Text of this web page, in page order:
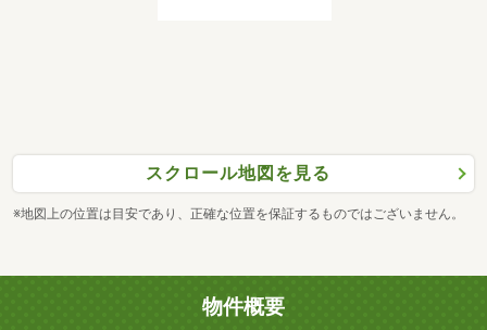
スクロール地図を見る
※地図上の位置は目安であり、正確な位置を保証するものではございません。
物件概要